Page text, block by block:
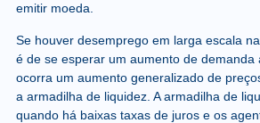
emitir moeda.
Se houver desemprego em larga escala
é de se esperar um aumento de demanda
ocorra um aumento generalizado de
a armadilha de liquidez. A armadilha de
quando há baixas taxas de juros e os